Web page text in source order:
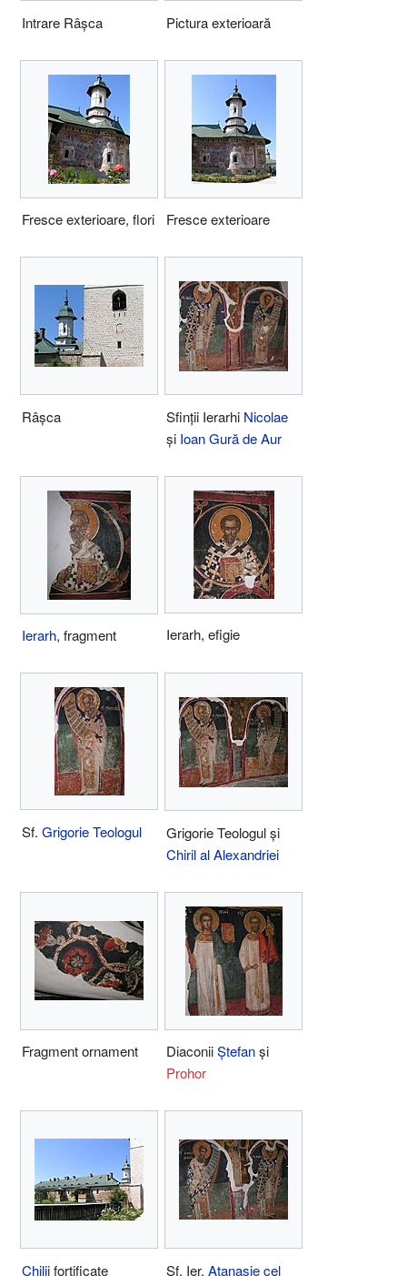
Intrare Râșca Pictura exterioară
Fresce exterioare, flori Fresce exterioare
Râșca Sfinții Ierarhi Nicolae
și Ioan Gură de Aur
Ierarh, fragment Ierarh, efigie
Sf. Grigorie Teologul
Grigorie Teologul și
Chiril al Alexandriei
Fragment ornament DiaconiiȘtefanși
Prohor
Chiliifortificate Sf. Ier. Atanasie cel